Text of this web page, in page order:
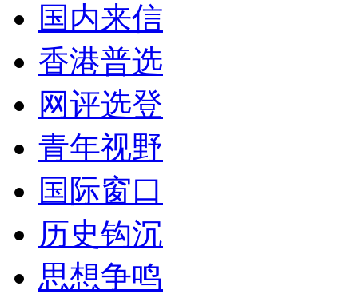
国内来信
香港普选
网评选登
青年视野
国际窗口
历史钩沉
思想争鸣